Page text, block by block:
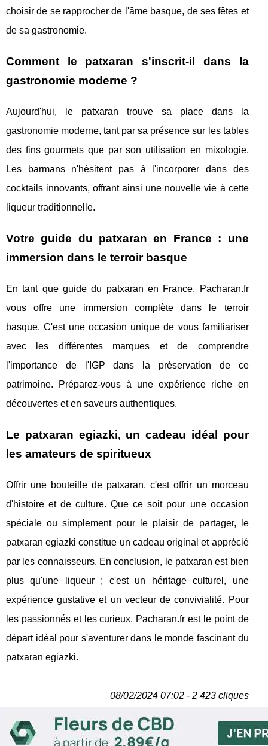
choisir de se rapprocher de l'âme basque, de ses fêtes et
de sa gastronomie.
Comment le patxaran s'inscrit-il dans la
gastronomie moderne ?
Aujourd'hui, le patxaran trouve sa place dans la
gastronomie moderne, tant par sa présence sur les tables
des fins gourmets que par son utilisation en mixologie.
Les barmans n'hésitent pas à l'incorporer dans des
cocktails innovants, offrant ainsi une nouvelle vie à cette
liqueur traditionnelle.
Votre guide du patxaran en France : une
immersion dans le terroir basque
En tant que guide du patxaran en France, Pacharan.fr
vous offre une immersion complète dans le terroir
basque. C'est une occasion unique de vous familiariser
avec les différentes marques et de comprendre
l'importance de l'IGP dans la préservation de ce
patrimoine. Préparez-vous à une expérience riche en
découvertes et en saveurs authentiques.
Le patxaran egiazki, un cadeau idéal pour
les amateurs de spiritueux
Offrir une bouteille de patxaran, c'est offrir un morceau
d'histoire et de culture. Que ce soit pour une occasion
spéciale ou simplement pour le plaisir de partager, le
patxaran egiazki constitue un cadeau original et apprécié
par les connaisseurs. En conclusion, le patxaran est bien
plus qu'une liqueur ; c'est un héritage culturel, une
expérience gustative et un vecteur de convivialité. Pour
les passionnés et les curieux, Pacharan.fr est le point de
départ idéal pour s'aventurer dans le monde fascinant du
patxaran egiazki.
08/02/2024 07:02 - 2 423 cliques